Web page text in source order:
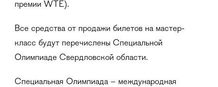
премии WTE).
Все средства от продажи билетов на мастер-
класс будут перечислены Специальной
Олимпиаде Свердловской области.
Специальная Олимпиада – международная